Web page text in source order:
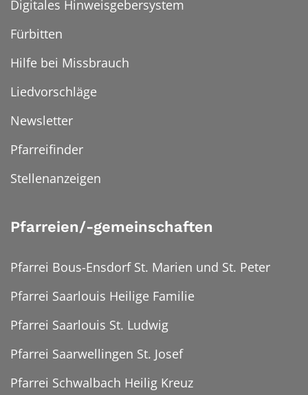
Digitales Hinweisgebersystem
Fürbitten
Hilfe bei Missbrauch
Liedvorschläge
Newsletter
Pfarreifinder
Stellenanzeigen
Pfarreien/-gemeinschaften
Pfarrei Bous-Ensdorf St. Marien und St. Peter
Pfarrei Saarlouis Heilige Familie
Pfarrei Saarlouis St. Ludwig
Pfarrei Saarwellingen St. Josef
Pfarrei Schwalbach Heilig Kreuz